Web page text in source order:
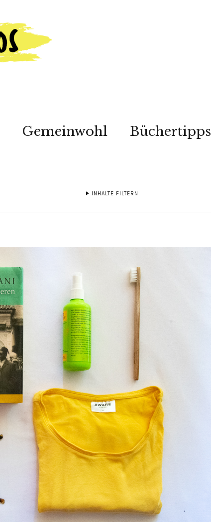
Gemeinwohl Büchertipps
INHALTE FILTERN